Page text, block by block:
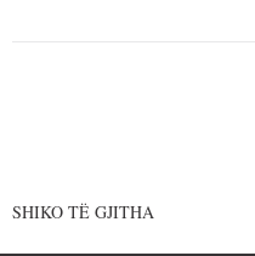
SHIKO TË GJITHA